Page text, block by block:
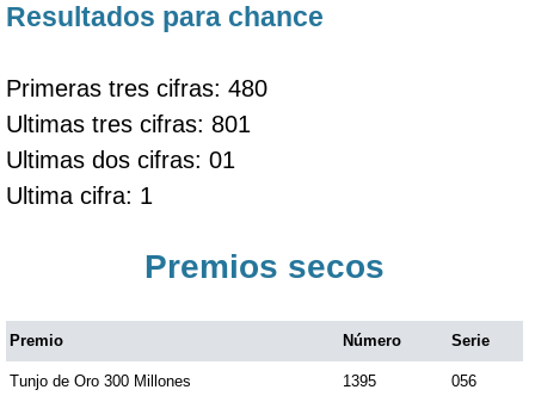
Resultados para chance
Primeras tres cifras: 480
Ultimas tres cifras: 801
Ultimas dos cifras: 01
Ultima cifra: 1
Premios secos
Premio Número Serie
Tunjo de Oro 300 Millones 1395 056